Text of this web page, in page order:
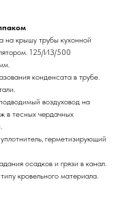
на крышу трубы кухонной
125/ИЗ/500
конденсата в трубе.
воздуховод на
в тесных чердачных
герметизирующий
осадков и грязи в канал.
кровельного материала.